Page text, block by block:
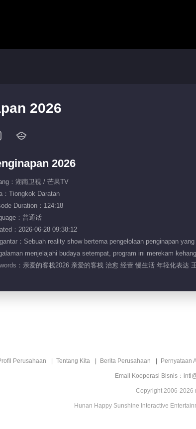
2026
2026
：湖南卫视 / 芒果TV
：Tiongkok Daratan
Duration：124:18
：普通话
：2026-06-28 09:38:12
：Sebuah reality show bertema pengelolaan penginapan
menjelajahi budaya setempat, program ini merekam
： 亲爱的客栈2026 亲爱的客栈 治愈 经营 慢生活 年轻化表达
Perusahaan Tentang Kita Berita Perusahaan Pernyataan
Email Kooperasi Bisnis：
Copyright 2006-2026
Hunan Happy Sunshine Interactive